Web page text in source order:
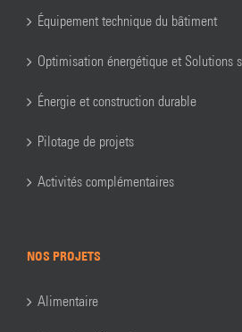
Équipement technique du bâtiment
Optimisation énergétique et Solutions
Énergie et construction durable
Pilotage de projets
Activités complémentaires
NOS PROJETS
Alimentaire